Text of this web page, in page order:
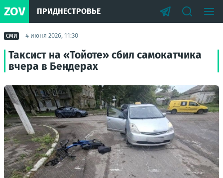
ZOV ПРИДНЕСТРОВЬЕ
СМИ 4 июня 2026, 11:30
Таксист на «Тойоте» сбил самокатчика
вчера в Бендерах